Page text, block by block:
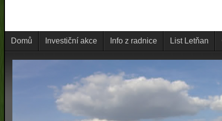
Domů Investiční akce Info z radnice List Letňan